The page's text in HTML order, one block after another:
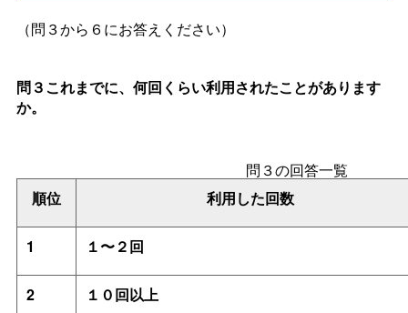
（問３から６にお答えください）
問３これまでに、何回くらい利用されたことがあります
か。
順位 利用した回数
問３の回答一覧
1 １〜２回
2 １０回以上